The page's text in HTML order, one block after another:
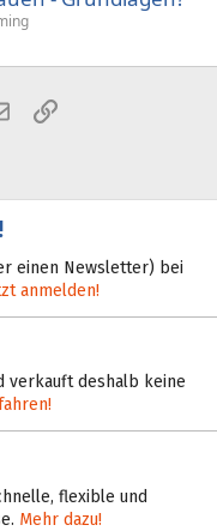
E-MailLink
einen Newsletter) bei
anmelden!
verkauft deshalb keine
flexible und
Mehr dazu!